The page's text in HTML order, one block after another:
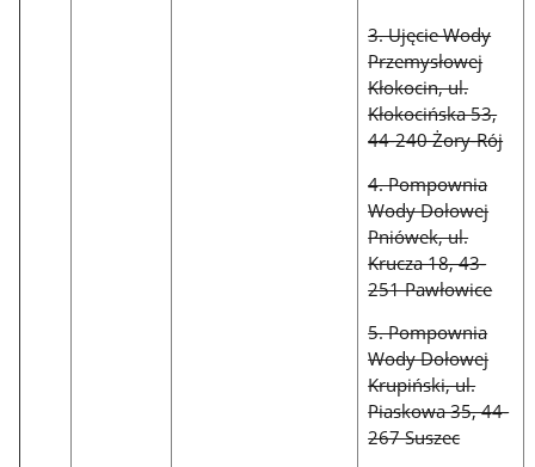
3. Ujęcie Wody
Przemysłowej
Kłokocin, ul.
Kłokocińska 53,
44-240 Żory-Rój
4. Pompownia
Wody Dołowej
Pniówek, ul.
Krucza 18, 43-
251 Pawłowice
5. Pompownia
Wody Dołowej
Krupiński, ul.
Piaskowa 35, 44-
267 Suszec